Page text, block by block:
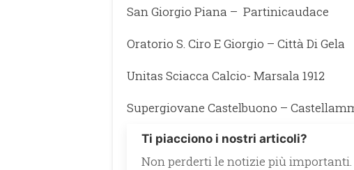
San Giorgio Piana – Partinicaudace
Oratorio S. Ciro E Giorgio – Città Di Gela
Unitas Sciacca Calcio- Marsala 1912
Supergiovane Castelbuono –
Ti piacciono i nostri articoli?
Non perderti le notizie più